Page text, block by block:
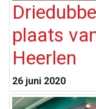
plaats
Heerlen
26 juni 2020